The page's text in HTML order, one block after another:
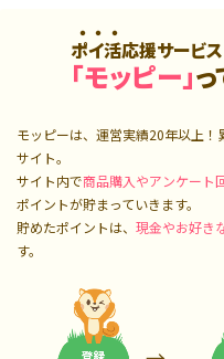
ポイ活応援サービス
「モッピー」っ
モッピーは、運営実績20年以上！
サイト。
サイト内で商品購入やアンケート
ポイントが貯まっていきます。
貯めたポイントは、 現金やお好き
す。